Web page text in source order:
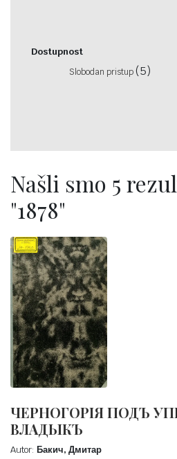
Dostupnost
Slobodan pristup(5)
Našli smo 5
"1878"
ЧЕРНОГОРІЯ ПОДЪ
ВЛАДЫКЪ
Autor: Бакич, Дмитар